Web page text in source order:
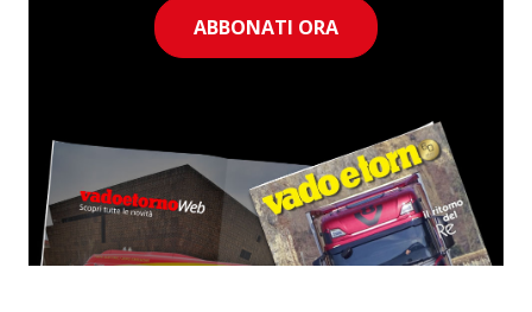
ABBONATI ORA